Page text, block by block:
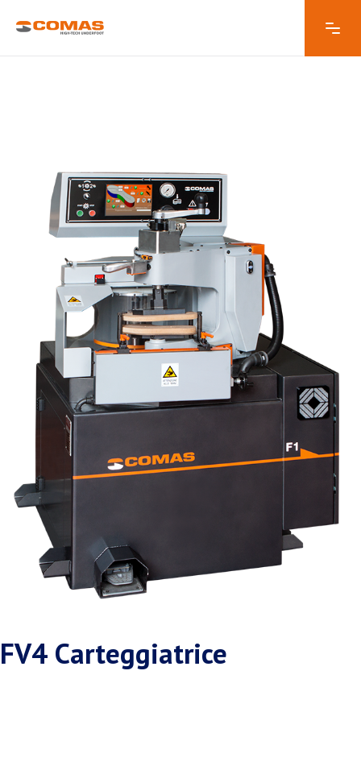
FV4 Carteggiatrice